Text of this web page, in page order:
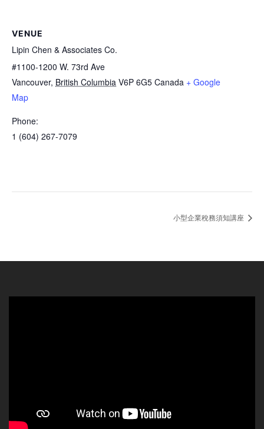
VENUE
Lipin Chen & Associates Co.
#1100-1200 W. 73rd Ave
Vancouver, British Columbia V6P 6G5 Canada + Google
Map
Phone:
1 (604) 267-7079
小型企業稅務須知講座